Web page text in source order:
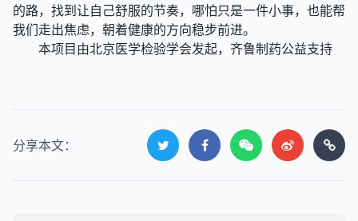
的路，找到让自己舒服的节奏，哪怕只是一件小事，也能帮
我们走出焦虑，朝着健康的方向稳步前进。
本项目由北京医学检验学会发起，齐鲁制药公益支持
分享本文：